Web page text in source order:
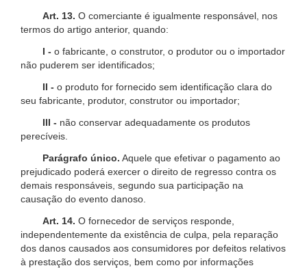
Art. 13. O comerciante é igualmente responsável, nos
termos do artigo anterior, quando:
I - o fabricante, o construtor, o produtor ou o importador
não puderem ser identificados;
II - o produto for fornecido sem identificação clara do
seu fabricante, produtor, construtor ou importador;
III - não conservar adequadamente os produtos
perecíveis.
Parágrafo único. Aquele que efetivar o pagamento ao
prejudicado poderá exercer o direito de regresso contra os
demais responsáveis, segundo sua participação na
causação do evento danoso.
Art. 14. O fornecedor de serviços responde,
independentemente da existência de culpa, pela reparação
dos danos causados aos consumidores por defeitos relativos
à prestação dos serviços, bem como por informações